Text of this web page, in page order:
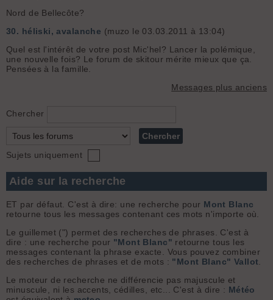
Nord de Bellecôte?
30. héliski, avalanche (muzo le 03.03.2011 à 13:04)
Quel est l'intérêt de votre post Mic'hel? Lancer la polémique,
une nouvelle fois? Le forum de skitour mérite mieux que ça.
Pensées à la famille.
Messages plus anciens
Chercher
Sujets uniquement
Aide sur la recherche
ET par défaut. C'est à dire: une recherche pour Mont Blanc
retourne tous les messages contenant ces mots n'importe où.
Le guillemet (") permet des recherches de phrases. C'est à
dire : une recherche pour "Mont Blanc" retourne tous les
messages contenant la phrase exacte. Vous pouvez combiner
des recherches de phrases et de mots : "Mont Blanc" Vallot
Le moteur de recherche ne différencie pas majuscule et
minuscule, ni les accents, cédilles, etc... C'est à dire : Météo